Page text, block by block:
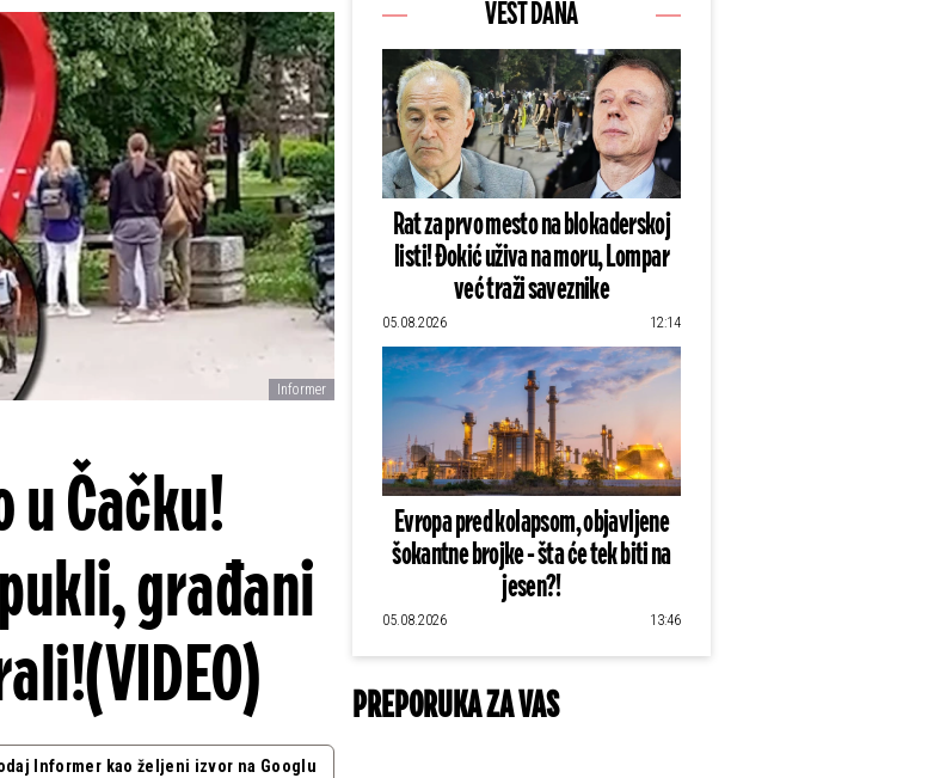
Informer
Čačku!
građani
Informer kao željeni izvor na Googlu
VEST DANA
Rat za prvo mesto na blokaderskoj
listi! Đokić uživa na moru, Lompar
već traži saveznike
05.08.2026 12:14
Evropa pred kolapsom, objavljene
šokantne brojke - šta će tek biti na
jesen?!
05.08.2026 13:46
PREPORUKA ZA VAS